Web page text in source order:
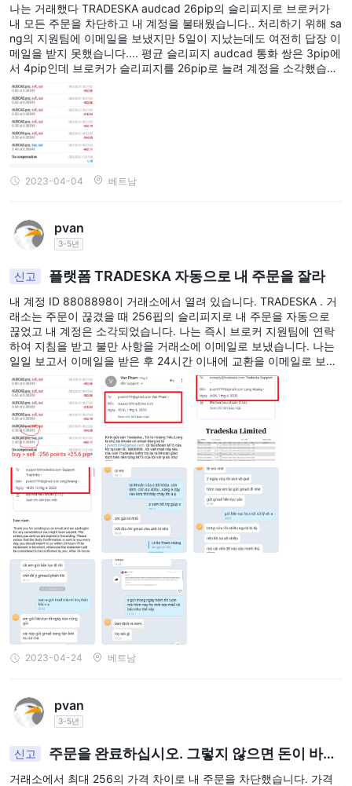
TRADESKA0.0핍부터 스프레드를 제공한다고 주장합니다.외환 거
래에 대한 평균 스프레드 0.00067. 그것은 나타납니다수수료
가 부과되지 않습니다, 이는 회사의 수익이 스프레드 마크업에서
같은 다른 거래 수단에 대한 특정 스프레드 및 수수료에 대한 정보는
제한적입니다. 따라서 잠재적 거래자는 추가 조사 또는 연락이 필요
할 수 있습니다. TRADESKA 이러한 자산에 대한 스프레드 및 수수료
에 대한 자세한 내용은 직접 확인하십시오.
다음은 다양한 중개인이 부과하는 스프레드 및 수수료에 대한 비교
거래 플랫폼
무엇 TRADESKA 제공하는 업계 최고의
래 플랫폼데스크톱, 웹 및 모바일장치. MT5는 고급 차트 작성 도
을 만들고 사용할 수 있는 기능을 포함한 다양한 기능을 제공합니다.
또한 시장가, 지정가, 정지 및 후행 정지 주문을 포함한 여러 주문 유
형을 허용합니다. 또한 MT5는 여러 시간대를 지원하며 거래자는 여
다.
전반적으로 MT5는 초보자와 숙련된 트레이더 모두의 요구를 충족
할 수 있는 포괄적이고 유연한 플랫폼입니다.
아래의 거래 플랫폼 비교표를 참조하십시오.
거래 도구
TRADESKA트레이더가 정보에 입각한 거래 결정을 내리는 데 도움
이 되는 다양한 거래 도구를 제공합니다. 그들의시장 분석
일일 시장 분석, 주간 시장 리뷰 및 기술 분석 보고서를 제공합니다.
또한, 그들은 경제 캘린더, 다가오는 경제 이벤트와 시장에 대한 예
상 영향을 표시합니다. 이는 거래에 영향을 미칠 수 있는 중요한 이
벤트에 대한 정보를 계속 얻고자 하는 거래자에게 귀중한 리소스가
될 수 있습니다. 마지막으로, TRADESKA 최신 정보에 대한 액세스를
제공합니다.외환 뉴스트레이더에게 시장의 최신 개발 정보를 제공
합니다.
입금 및 출금
~하는 동안 TRADESKA 수락 주장
에 대한 다른 특정 정보를 찾을 수 없습니다. 인출에도 동일하게 적
용됩니다. 입금 및 출금 조건에 대한 투명성 부족은 트레이더에게 불
나는 거래했다 TRADESKA audcad 26pip의 슬리피지로 브로커가
내 모든 주문을 차단하고 내 계정을 불태웠습니다.. 처리하기 위해 sa
ng의 지원팀에 이메일을 보냈지만 5일이 지났는데도 여전히 답장 이
메일을 받지 못했습니다.... 평균 슬리피지 audcad 통화 쌍은 3pip에
서 4pip인데 브로커가 슬리피지를 26pip로 늘려 계정을 소각했습니
다. 저에게 연락하여 처리해 주십시오.
2023-04-04 베트남
pvan
3-5년
신고 플랫폼 TRADESKA 자동으로 내 주문을 잘라
내 계정 ID 8808898이 거래소에서 열려 있습니다. TRADESKA . 거
래소는 주문이 끊겼을 때 256핍의 슬리피지로 내 주문을 자동으로
끊었고 내 계정은 소각되었습니다. 나는 즉시 브로커 지원팀에 연락
하여 지침을 받고 불만 사항을 거래소에 이메일로 보냈습니다. 나는
일일 보고서 이메일을 받은 후 24시간 이내에 교환을 이메일로 보냈
고, 나는 2주 연속 이메일을 보냈고 교환은 TRADESKA 24시간 이내
에 클레임을 제출했음에도 불구하고 "거래소에서 신고한지 24시간
이 지나서 주문을 확인할 수 없다"는 답변만 드렸습니다. 거래소에서
잘못된 사유를 제시하고 처리해주지 않았고, 거래소가 저를 속이려는
의도가 있었던 것 같아서 거래소의 운영 상황을 검토하고 취소해 달
라고 요청했습니다.
2023-04-24 베트남
pvan
3-5년
신고
주문을 완료하십시오. 그렇지 않으면 돈이 바닥
날 것입니다.
거래소에서 최대 256의 가격 차이로 내 주문을 차단했습니다. 가격